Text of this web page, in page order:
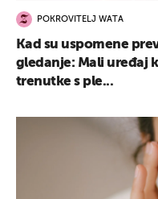
POKROVITELJ WATA
Kad su uspomene
gledanje: Mali uređaj
trenutke s ple...